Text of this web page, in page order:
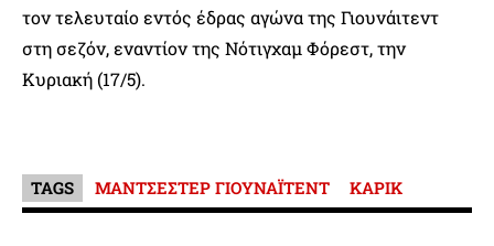
τον τελευταίο εντός έδρας αγώνα της Γιουνάιτεντ
στη σεζόν, εναντίον της Νότιγχαμ Φόρεστ, την
Κυριακή (17/5).
TAGS ΜΑΝΤΣΕΣΤΕΡ ΓΙΟΥΝΑΪΤΕΝΤ ΚΑΡΙΚ